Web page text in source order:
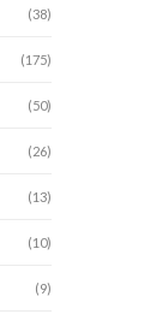
(38)
(175)
(50)
(26)
(13)
(10)
(9)